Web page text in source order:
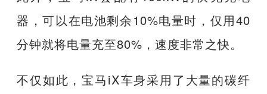
器，可以在电池剩余10%电量时，仅用40
分钟就将电量充至80%，速度非常之快。
不仅如此，宝马iX车身采用了大量的碳纤